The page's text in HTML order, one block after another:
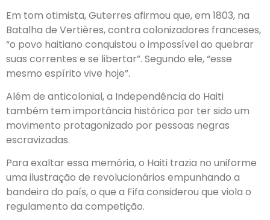
Em tom otimista, Guterres afirmou que, em 1803, na
Batalha de Vertières, contra colonizadores franceses,
“o povo haitiano conquistou o impossível ao quebrar
suas correntes e se libertar”. Segundo ele, “esse
mesmo espírito vive hoje”.
Além de anticolonial, a Independência do Haiti
também tem importância histórica por ter sido um
movimento protagonizado por pessoas negras
escravizadas.
Para exaltar essa memória, o Haiti trazia no uniforme
uma ilustração de revolucionários empunhando a
bandeira do país, o que a Fifa considerou que viola o
regulamento da competição.